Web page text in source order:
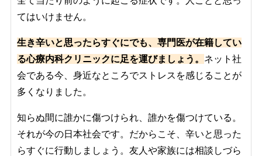
てはいけません。
生き辛いと思ったらすぐにでも、専門医が在籍してい
る心療内科クリニックに足を運びましょう。 ネット社
会である今、身近なところでストレスを感じることが
多くなりました。
知らぬ間に誰かに傷つけられ、誰かを傷つけている。
それが今の日本社会です。だからこそ、辛いと思った
らすぐに行動しましょう。友人や家族には相談しづら